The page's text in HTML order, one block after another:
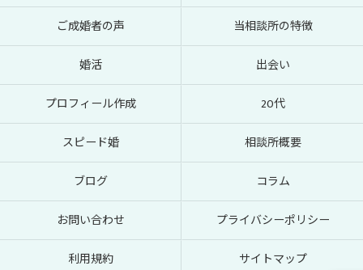
ご成婚者の声 当相談所の特徴
婚活 出会い
プロフィール作成 20代
スピード婚 相談所概要
ブログ コラム
お問い合わせ プライバシーポリシー
利用規約 サイトマップ